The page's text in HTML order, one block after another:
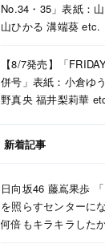
No.34・35」表紙：
山ひかる 溝端葵 etc.
【8/7発売】「
併号」表紙：小倉ゆ
野真央 福井梨莉華
新着記事
日向坂46 藤嶌果歩
を照らすセンターに
何倍もキラキラした